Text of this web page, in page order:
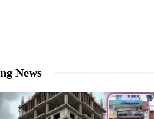
News